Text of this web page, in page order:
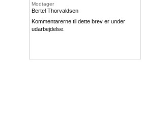
Modtager
Bertel Thorvaldsen
Kommentarerne til dette brev er under
udarbejdelse.